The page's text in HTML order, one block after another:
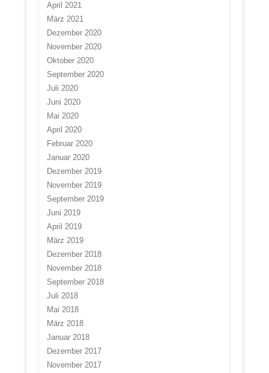
April 2021
März 2021
Dezember 2020
November 2020
Oktober 2020
September 2020
Juli 2020
Juni 2020
Mai 2020
April 2020
Februar 2020
Januar 2020
Dezember 2019
November 2019
September 2019
Juni 2019
April 2019
März 2019
Dezember 2018
November 2018
September 2018
Juli 2018
Mai 2018
März 2018
Januar 2018
Dezember 2017
November 2017